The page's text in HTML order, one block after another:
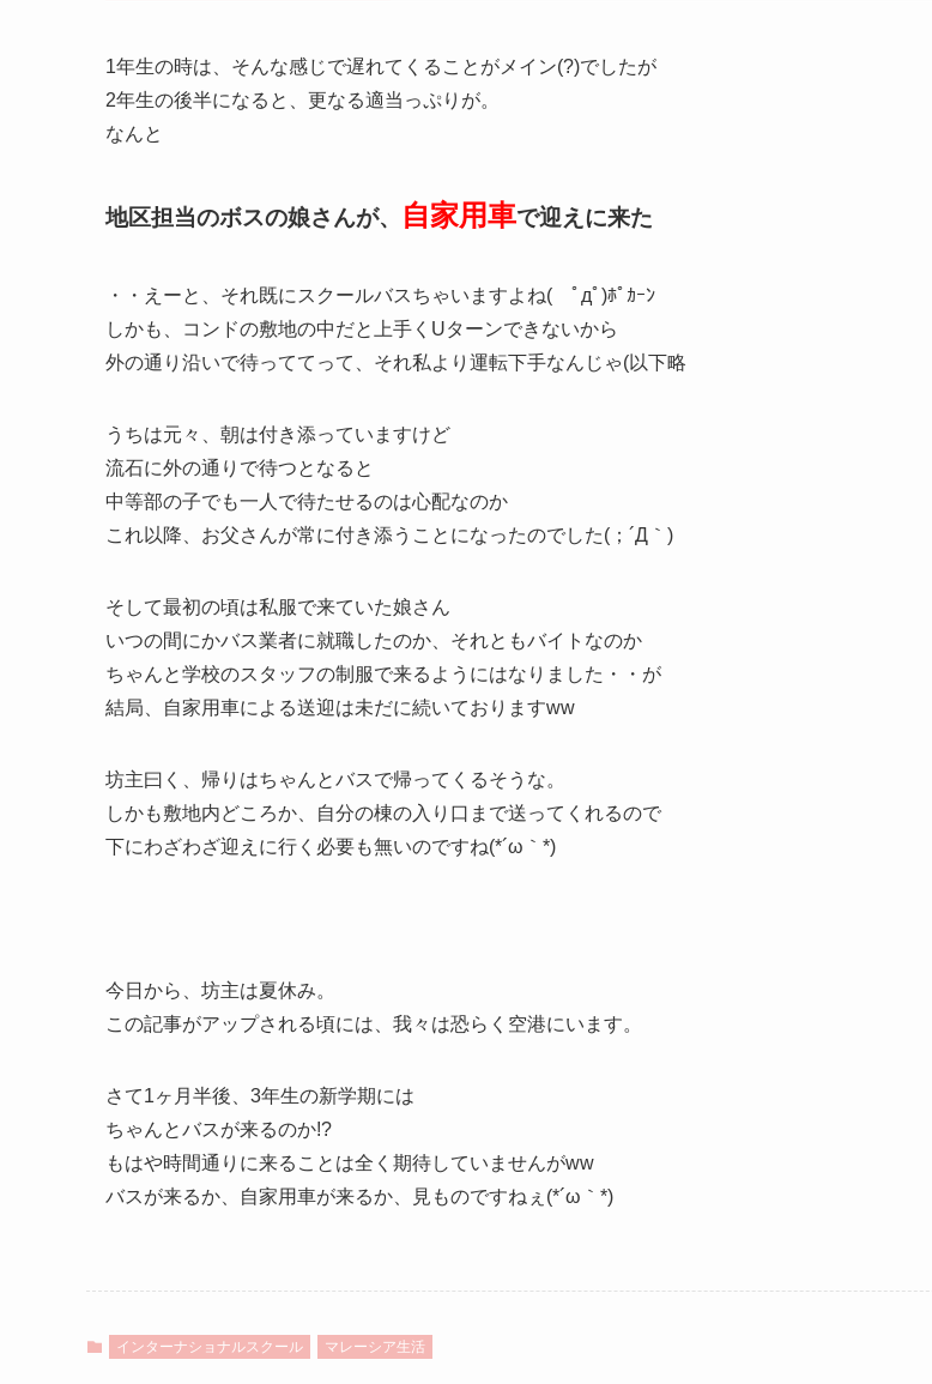
1年生の時は、そんな感じで遅れてくることがメイン(?)でしたが
2年生の後半になると、更なる適当っぷりが。
なんと
地区担当のボスの娘さんが、 自家用車で迎えに来た
・・えーと、それ既にスクールバスちゃいますよね( ﾟдﾟ)ﾎﾟｶｰﾝ
しかも、コンドの敷地の中だと上手くUターンできないから
外の通り沿いで待っててって、それ私より運転下手なんじゃ(以下略
うちは元々、朝は付き添っていますけど
流石に外の通りで待つとなると
中等部の子でも一人で待たせるのは心配なのか
これ以降、お父さんが常に付き添うことになったのでした(；´Д｀)
そして最初の頃は私服で来ていた娘さん
いつの間にかバス業者に就職したのか、それともバイトなのか
ちゃんと学校のスタッフの制服で来るようにはなりました・・が
結局、自家用車による送迎は未だに続いておりますww
坊主曰く、帰りはちゃんとバスで帰ってくるそうな。
しかも敷地内どころか、自分の棟の入り口まで送ってくれるので
下にわざわざ迎えに行く必要も無いのですね(*´ω｀*)
今日から、坊主は夏休み。
この記事がアップされる頃には、我々は恐らく空港にいます。
さて1ヶ月半後、3年生の新学期には
ちゃんとバスが来るのか!?
もはや時間通りに来ることは全く期待していませんがww
バスが来るか、自家用車が来るか、見ものですねぇ(*´ω｀*)
インターナショナルスクール マレーシア生活